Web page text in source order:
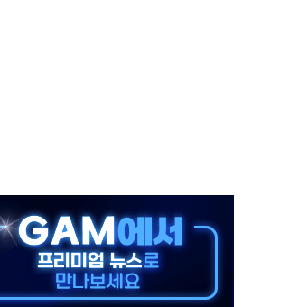
새 안보 협력 구도
'
가·금리·입법 지연 '삼중 부담'